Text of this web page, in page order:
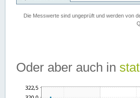
Oder aber auch in